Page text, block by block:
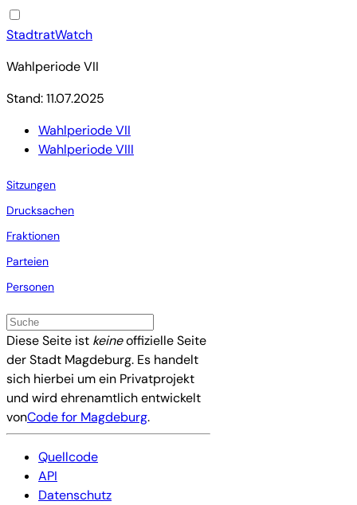
StadtratWatch
Wahlperiode VII
Stand: 11.07.2025
Wahlperiode VII
Wahlperiode VIII
Sitzungen
Drucksachen
Fraktionen
Parteien
Personen
Diese Seite ist keineoffizielle Seite
der Stadt Magdeburg. Es handelt
sich hierbei um ein Privatprojekt
und wird ehrenamtlich entwickelt
vonCode for Magdeburg.
Quellcode
API
Datenschutz